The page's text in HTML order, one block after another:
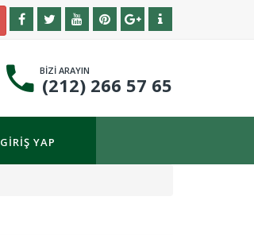
BİZİ ARAYIN
(212) 266 57 65
GIRIŞ YAP